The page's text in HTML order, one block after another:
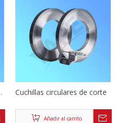
Cuchillas circulares de corte
Añadir al carrito